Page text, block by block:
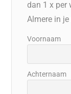
dan 1 x per
Almere in
Voornaam
Achternaam